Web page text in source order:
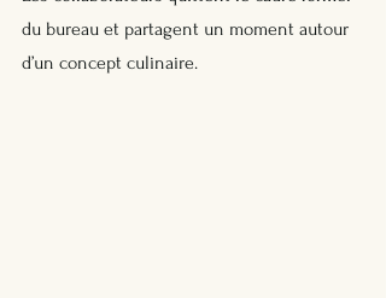
du bureau et partagent un moment autour
d’un concept culinaire.